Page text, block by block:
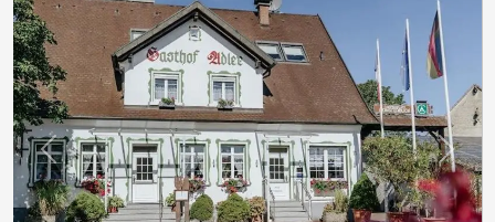
Previous Next